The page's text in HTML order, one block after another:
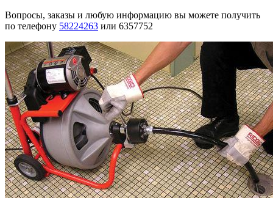
Вопросы, заказы и любую информацию вы можете получить
по телефону 58224263 или 6357752